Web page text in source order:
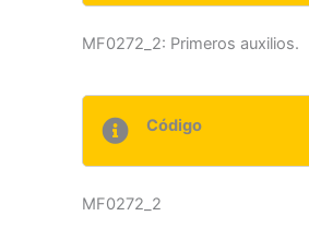
MF0272_2: Primeros auxilios.
Código
MF0272_2